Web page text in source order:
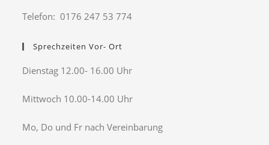
Telefon: 0176 247 53 774
Sprechzeiten Vor- Ort
Dienstag 12.00- 16.00 Uhr
Mittwoch 10.00-14.00 Uhr
Mo, Do und Fr nach Vereinbarung